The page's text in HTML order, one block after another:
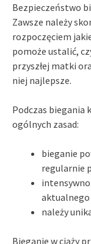
Bezpieczeństwo
Zawsze należy
rozpoczęciem
pomoże ustalić,
przyszłej matki
niej najlepsze.
Podczas biegania
ogólnych zasad:
bieganie
regularnie
należy
Bieganie w ciąży